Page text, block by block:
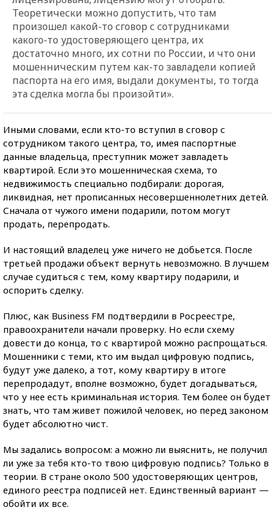
Теоретически можно допустить, что там
произошел какой-то сговор с сотрудниками
какого-то удостоверяющего центра, их
достаточно много, их сотни по России, и что они
мошенническим путем как-то завладели копией
паспорта на его имя, выдали документы, то тогда
эта сделка могла бы произойти».
Иными словами, если кто-то вступил в сговор с
сотрудником такого центра, то, имея паспортные
данные владельца, преступник может завладеть
квартирой. Если это мошенническая схема, то
недвижимость специально подбирали: дорогая,
ликвидная, нет прописанных несовершеннолетних детей.
Сначала от чужого имени подарили, потом могут
продать, перепродать.
И настоящий владелец уже ничего не добьется. После
третьей продажи объект вернуть невозможно. В лучшем
случае судиться с тем, кому квартиру подарили, и
оспорить сделку.
Плюс, как Business FM подтвердили в Росреестре,
правоохранители начали проверку. Но если схему
довести до конца, то с квартирой можно распрощаться.
Мошенники с теми, кто им выдал цифровую подпись,
будут уже далеко, а тот, кому квартиру в итоге
перепродадут, вполне возможно, будет догадываться,
что у нее есть криминальная история. Тем более он будет
знать, что там живет пожилой человек, но перед законом
будет абсолютно чист.
Мы задались вопросом: а можно ли выяснить, не получил
ли уже за тебя кто-то твою цифровую подпись? Только в
теории. В стране около 500 удостоверяющих центров,
единого реестра подписей нет. Единственный вариант —
обойти их все.